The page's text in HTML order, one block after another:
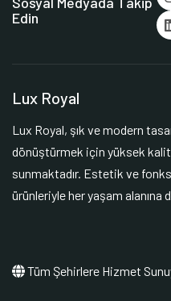
Edin
Lux Royal
Lux Royal, şık ve modern
dönüştürmek için yüksek
sunmaktadır. Estetik ve
ürünleriyle her yaşam alanına
Tüm Şehirlere Hizmet